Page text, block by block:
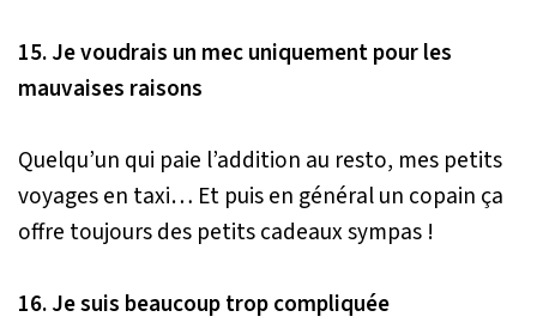
15. Je voudrais un mec uniquement pour les
mauvaises raisons
Quelqu’un qui paie l’addition au resto, mes petits
voyages en taxi… Et puis en général un copain ça
offre toujours des petits cadeaux sympas !
16. Je suis beaucoup trop compliquée